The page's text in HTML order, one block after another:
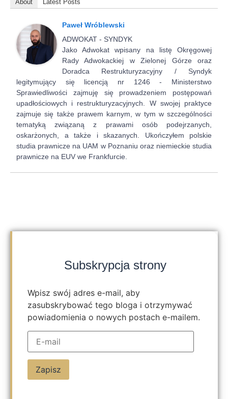
About Latest Posts
Paweł Wróblewski
ADWOKAT - SYNDYK
Jako Adwokat wpisany na listę Okręgowej
Rady Adwokackiej w Zielonej Górze oraz
Doradca Restrukturyzacyjny / Syndyk
legitymujący się licencją nr 1246 - Ministerstwo
Sprawiedliwości zajmuję się prowadzeniem postępowań
upadłościowych i restrukturyzacyjnych. W swojej praktyce
zajmuje się także prawem karnym, w tym w szczególności
tematyką związaną z prawami osób podejrzanych,
oskarżonych, a także i skazanych. Ukończyłem polskie
studia prawnicze na UAM w Poznaniu oraz niemieckie studia
prawnicze na EUV we Frankfurcie.
Subskrypcja strony
Wpisz swój adres e-mail, aby
zasubskrybować tego bloga i otrzymywać
powiadomienia o nowych postach e-mailem.
Zapisz